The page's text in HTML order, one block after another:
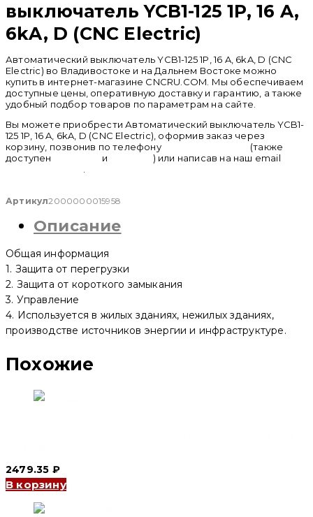
выключатель YCB1-125 1P, 16 A,
6kA, D (CNC Electric)
Автоматический выключатель YCB1-125 1P, 16 A, 6kA, D (CNC
Electric) во Владивостоке и на Дальнем Востоке можно
купить в интернет-магазине CNCRU.COM. Мы обеспечиваем
доступные цены, оперативную доставку и гарантию, а также
удобный подбор товаров по параметрам на сайте.
Вы можете приобрести Автоматический выключатель YCB1-
125 1P, 16 A, 6kA, D (CNC Electric), оформив заказ через
корзину, позвонив по телефону
(также
доступен
и
) или написав на наш email
Артикул2000000015958
Описание
Общая информация
1. Защита от перегрузки
2. Защита от короткого замыкания
3. Управление
4. Используется в жилых зданиях, нежилых зданиях,
производстве источников энергии и инфраструктуре.
Похожие
2479.35 ₽
В корзину